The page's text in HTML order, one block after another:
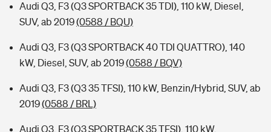
Audi Q3, F3 (Q3 SPORTBACK 35 TDI), 110 kW, Diesel,
SUV, ab 2019(0588 / BQU)
Audi Q3, F3 (Q3 SPORTBACK 40 TDI QUATTRO), 140
kW, Diesel, SUV, ab 2019(0588 / BQV)
Audi Q3, F3 (Q3 35 TFSI), 110 kW, Benzin/Hybrid, SUV, ab
2019(0588 / BRL)
Audi Q3, F3 (Q3 SPORTBACK 35 TFSI), 110 kW,